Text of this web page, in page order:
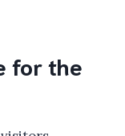
for the